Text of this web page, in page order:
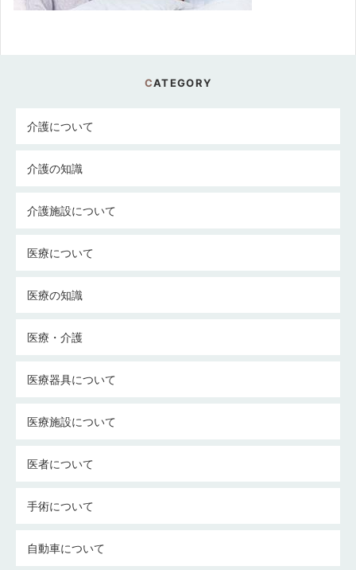
CATEGORY
介護について
介護の知識
介護施設について
医療について
医療の知識
医療・介護
医療器具について
医療施設について
医者について
手術について
自動車について